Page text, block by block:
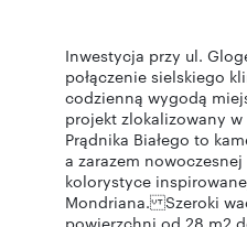
Inwestycja przy ul.
połączenie sielskiego
codzienną wygodą
projekt zlokalizowany
Prądnika Białego to
a zarazem
kolorystyce
Mondriana. Szeroki
powierzchni od 28 m2